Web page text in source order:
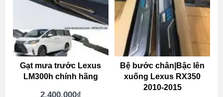
Gạt mưa trước Lexus
LM300h chính hãng
2.400.000₫
Bệ bước chân|Bậc lên
xuống Lexus RX350
2010-2015